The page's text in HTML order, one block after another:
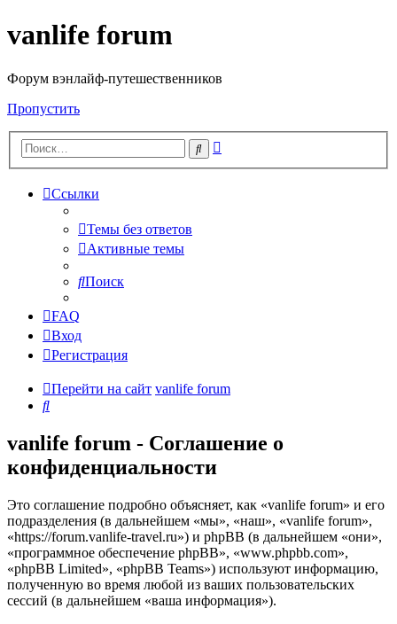
vanlife forum
Форум вэнлайф-путешественников
Пропустить
Поиск
Ссылки
Темы без ответов
Активные темы
Поиск
FAQ
Вход
Регистрация
Перейти на сайт vanlife forum
Поиск
vanlife forum - Соглашение о
конфиденциальности
Это соглашение подробно объясняет, как «vanlife forum» и его
подразделения (в дальнейшем «мы», «наш», «vanlife forum»,
«https://forum.vanlife-travel.ru») и phpBB (в дальнейшем «они»,
«программное обеспечение phpBB», «www.phpbb.com»,
«phpBB Limited», «phpBB Teams») используют информацию,
полученную во время любой из ваших пользовательских
сессий (в дальнейшем «ваша информация»).